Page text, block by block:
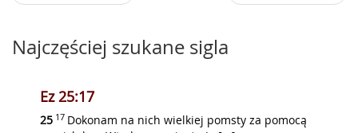
Najczęściej szukane sigla
Ez 25:17
25 17 Dokonam na nich wielkiej pomsty za pomocą